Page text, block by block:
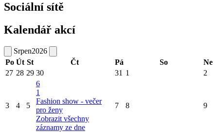
Sociální sítě
Kalendář akcí
Srpen2026
Po Út St Čt Pá So
Ne
27 28 29 30 31 1 2
3 4 5
6
1
Fashion show - večer
pro ženy
Zobrazit všechny
záznamy ze dne
7 8 9